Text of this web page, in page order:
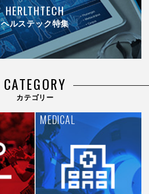
HERLTHTECH
ヘルステック特集
CATEGORY
カテゴリー
MEDICAL